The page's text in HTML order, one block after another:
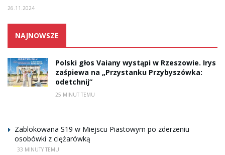
26.11.2024
NAJNOWSZE
Polski głos Vaiany wystąpi w Rzeszowie. Irys
zaśpiewa na „Przystanku Przybyszówka:
odetchnij”
25 MINUT TEMU
Zablokowana S19 w Miejscu Piastowym po zderzeniu
osobówki z ciężarówką
33 MINUTY TEMU